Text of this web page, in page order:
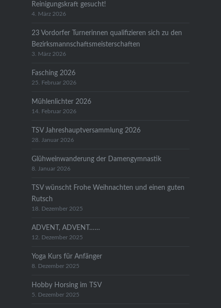
Reinigungskraft gesucht!
4. März 2026
23 Vordorfer Turnerinnen qualifizieren sich zu den
Bezirksmannschaftsmeisterschaften
3. März 2026
Fasching 2026
25. Februar 2026
Mühlenlichter 2026
14. Februar 2026
TSV Jahreshauptversammlung 2026
28. Januar 2026
Glühweinwanderung der Damengymnastik
8. Januar 2026
TSV wünscht Frohe Weihnachten und einen guten
Rutsch
18. Dezember 2025
ADVENT, ADVENT……
12. Dezember 2025
Yoga Kurs für Anfänger
8. Dezember 2025
Hobby Horsing im TSV
5. Dezember 2025